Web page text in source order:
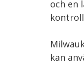
och en
kan